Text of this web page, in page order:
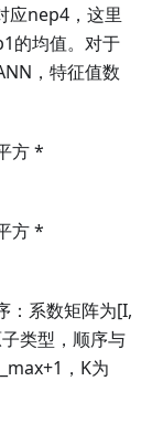
应nep4，这里
的均值。对于
，特征值数
方 *
方 *
：系数矩阵为[I,
类型，顺序与
，K为